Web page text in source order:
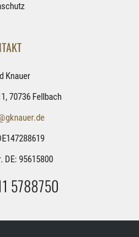
Knauer
70736 Fellbach
DE: 95615800
5788750